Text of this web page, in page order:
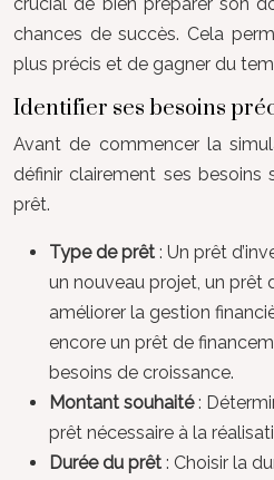
chances de succès. Cela
plus précis et de gagner du
Identifier ses besoins
Avant de commencer la
définir clairement ses besoins
prêt.
Type de prêt : Un prêt
un nouveau projet, un prêt
améliorer la gestion
encore un prêt de
besoins de croissance.
Montant souhaité:
prêt nécessaire à la
Durée du prêt : Choisir la